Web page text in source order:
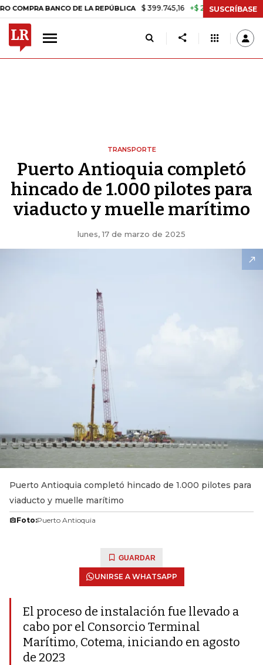
BANCO DE LA REPÚBLICA $ 399.745,16 +$ 2.295,71 +0,58%
SUSCRÍBASE
TRANSPORTE
Puerto Antioquia completó
hincado de 1.000 pilotes para
viaducto y muelle marítimo
lunes, 17 de marzo de 2025
Puerto Antioquia completó hincado de 1.000 pilotes para
viaducto y muelle marítimo
Foto:Puerto Antioquia
GUARDAR
UNIRSE A WHATSAPP
El proceso de instalación fue llevado a
cabo por el Consorcio Terminal
Marítimo, Cotema, iniciando en agosto
de 2023